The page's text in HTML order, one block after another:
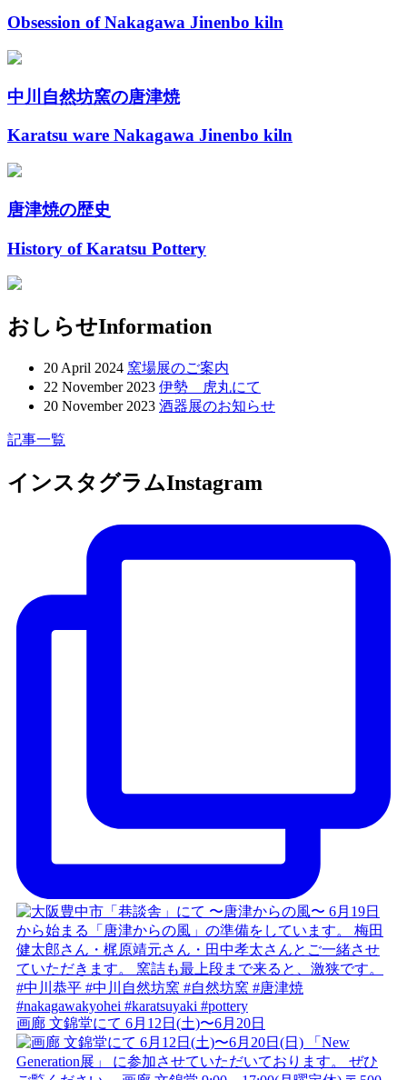
Obsession of Nakagawa Jinenbo kiln
中川自然坊窯の唐津焼
Karatsu ware Nakagawa Jinenbo kiln
唐津焼の歴史
History of Karatsu Pottery
おしらせInformation
20 April 2024 窯場展のご案内
22 November 2023 伊勢 虎丸にて
20 November 2023 酒器展のお知らせ
記事一覧
インスタグラムInstagram
画廊 文錦堂にて 6月12日(土)〜6月20日